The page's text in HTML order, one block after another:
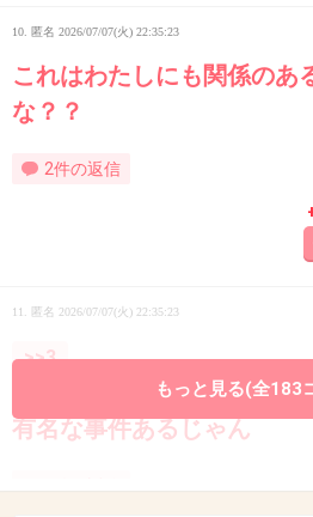
10. 匿名 2026/07/07(火) 22:35:23
これはわたしにも関係のあ
な？？
2件の返信
11. 匿名 2026/07/07(火) 22:35:23
>>3
そういうのやめた方がいい
有名な事件あるじゃん
もっと見る(全183